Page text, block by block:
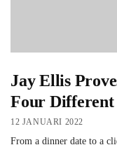
Jay Ellis
Four Different
12 JANUARI 2022
From a dinner date to a